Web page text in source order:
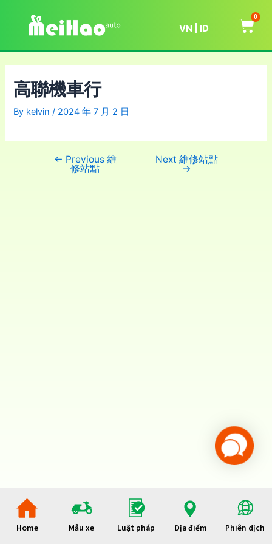
VN ID
0
高聯機車行
By kelvin/ 2024 年 7 月 2 日
← Previous 維
修站點
Next 維修站點
→
Home Mẫu xe Luật pháp Địa điểm Phiên dịch